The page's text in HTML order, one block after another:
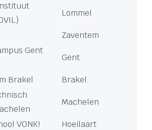
Lommel
Zaventem
Gent
Gent
Brakel
Brakel
Machelen
VONK!
Hoeilaart